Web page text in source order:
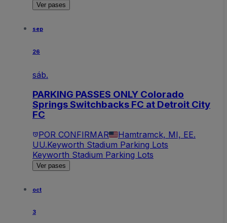
Ver pases
sep
26
sáb.
PARKING PASSES ONLY Colorado
Springs Switchbacks FC at Detroit City
FC
POR CONFIRMAR
Hamtramck, MI, EE.
UU.Keyworth Stadium Parking Lots
Keyworth Stadium Parking Lots
Ver pases
oct
3